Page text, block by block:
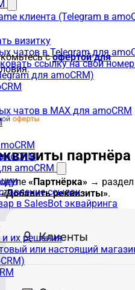
клиента (Telegram в
визитку
чатов в Telegram для
ссылку на свой
для amoCRM)
чатов в MAX для amoCRM
amoCRM
ссылок
в SalesBot эквайринга
их решения
или настоящий
софертой для
партнёра
«Партнёрка» → раздел
«Добавить реквизиты».